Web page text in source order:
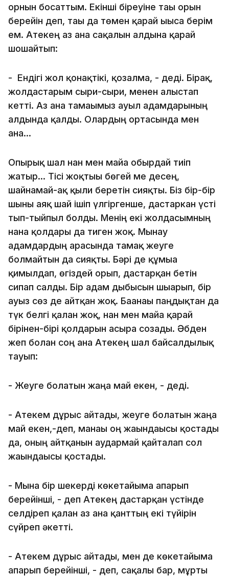
орнын босаттым. Екінші біреуіне тағы орын
берейін деп, тағы да төмен қарай ығыса берім
ем. Атекең аз ғана сақалын алдына қарай
шошайтып:
- Ендігі жол қонақтікі, қозғалма, - деді. Бірақ,
жолдастарым сырғи-сырғи, менен алыстап
кетті. Аз ғана тамағымыз ауыл адамдарының
алдында қалды. Олардың ортасында мен
ғана...
Опырық шал нан мен майға обырдай тиіп
жатыр... Тісі жоқтығы бөгей ме десең,
шайнамай-ақ қылғи беретін сияқты. Біз бір-бір
шыны аяқ шай ішіп үлгіргенше, дастаркан үсті
тып-тыйпыл болды. Менің екі жолдасымның
нанға қолдары да тиген жоқ. Мынау
адамдардың арасында тамақ жеуге
болмайтын да сияқты. Бәрі де құмыға
қимылдап, өгіздей орып, дастарқан бетін
сипап салды. Бір адам дыбысын шығарып, бір
ауыз сөз де айтқан жоқ. Бағанағы паңдықтан да
түк белгі қалған жоқ, нан мен майға қарай
бірінен-бірі қолдарын асыра созады. Әбден
жеп болған соң ғана Атекең шал байсалдылық
тауып:
- Жеуге болатын жаңа май екен, - деді.
- Атекем дұрыс айтады, жеуге болатын жаңа
май екен,-деп, манағы оң жағындағысы қостады
да, оның айтқанын аудармай қайталап сол
жағындағысы қостады.
- Мына бір шекерді көкетайыма апарып
берейінші, - деп Атекең дастарқан үстінде
селдіреп қалған аз ғана қанттың екі түйірін
сүйреп әкетті.
- Атекем дұрыс айтады, мен де көкетайыма
апарып берейінші, - деп, сақалы бар, мұрты